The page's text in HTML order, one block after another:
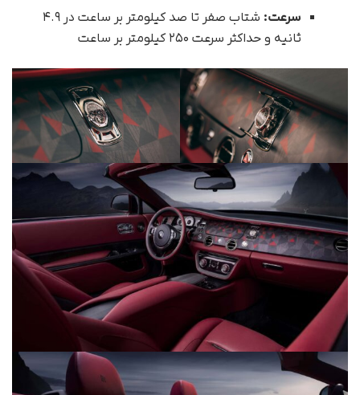
سرعت:
شتاب صفر تا صد کیلومتر بر ساعت در ۴.۹
ثانیه و حداکثر سرعت ۲۵۰ کیلومتر بر ساعت